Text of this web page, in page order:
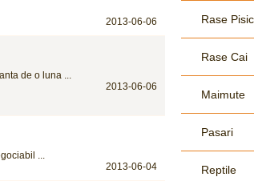
2013-06-06
de o luna ...
2013-06-06
...
2013-06-04
Rase
Rase Cai
Maimute
Pasari
Reptile